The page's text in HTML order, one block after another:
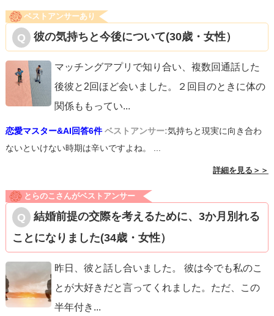
ベストアンサーあり
彼の気持ちと今後について(30歳・女性）
マッチングアプリで知り合い、複数回通話した
後彼と2回ほど会いました。２回目のときに体の
関係ももってい...
恋愛マスター&AI回答6件 ベストアンサー:気持ちと現実に向き合わ
ないといけない時期は辛いですよね。 ...
詳細を見る＞＞
とらのこさんがベストアンサー
結婚前提の交際を考えるために、3か月別れる
ことになりました(34歳・女性）
昨日、彼と話し合いました。 彼は今でも私のこ
とが大好きだと言ってくれました。ただ、この
半年付き ...